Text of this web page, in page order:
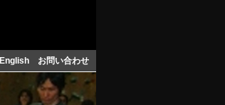
English お問い合わせ